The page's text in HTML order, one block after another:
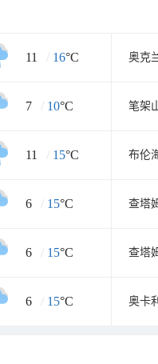
11 / 16°C 奥克
7 / 10°C 笔架
11 / 15°C
6 / 15°C 查塔
6 / 15°C
6 / 15°C 奥卡